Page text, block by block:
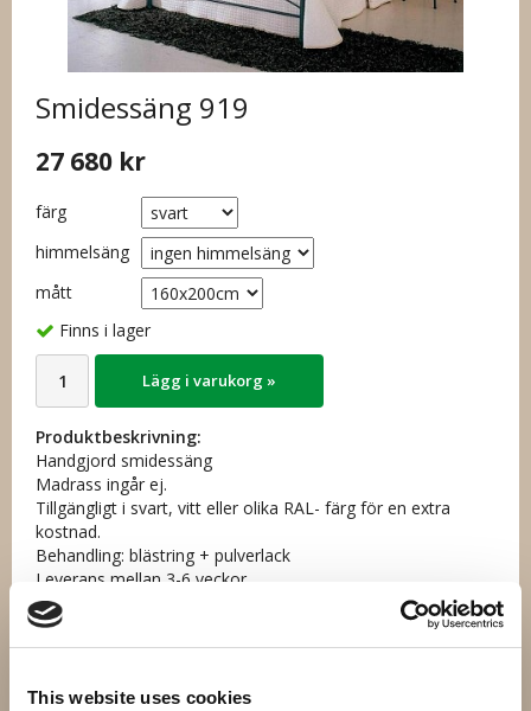
This website uses cookies
Smidessäng 919
27 680 kr
färg
himmelsäng
mått
Finns i lager
Lägg i varukorg »
Produktbeskrivning:
Handgjord smidessäng
Madrass ingår ej.
Tillgängligt i svart, vitt eller olika RAL- färg för en extra
kostnad.
Behandling: blästring + pulverlack
Leverans mellan 3-6 veckor
SN919-1-1-1